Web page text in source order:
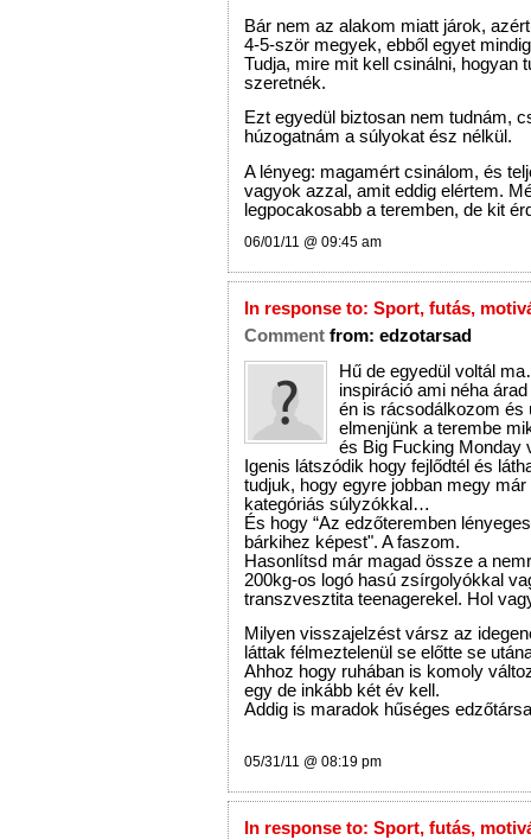
Bár nem az alakom miatt járok,
4-5-ször megyek, ebből egyet
Tudja, mire mit kell csinálni, hogyan
szeretnék.
Ezt egyedül biztosan nem tudnám,
húzogatnám a súlyokat ész nélkül.
A lényeg: magamért csinálom, és
vagyok azzal, amit eddig elértem.
legpocakosabb a teremben, de kit
06/01/11 @ 09:45 am
In response to:Sport, futás,
Comment from:edzotarsad
Hű de egyedül voltál
inspiráció ami néha
én is rácsodálkozom és
elmenjünk a terembe
és Big Fucking Monday
Igenis látszódik hogy fejlődtél és
tudjuk, hogy egyre jobban megy
kategóriás súlyzókkal…
És hogy “Az edzőteremben
bárkihez képest". A faszom.
Hasonlítsd már magad össze a
200kg-os logó hasú zsírgolyókkal
transzvesztita teenagerekel. Hol
Milyen visszajelzést vársz az
láttak félmeztelenül se előtte se
Ahhoz hogy ruhában is komoly
egy de inkább két év kell.
Addig is maradok hűséges
05/31/11 @ 08:19 pm
In response to:Sport, futás,